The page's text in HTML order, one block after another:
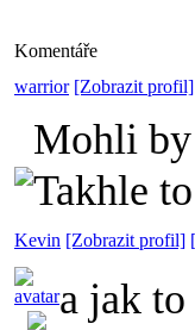
Komentáře
warrior [Zobrazit profil]
Mohli
Takhle
Kevin [Zobrazit profil]
a jak to